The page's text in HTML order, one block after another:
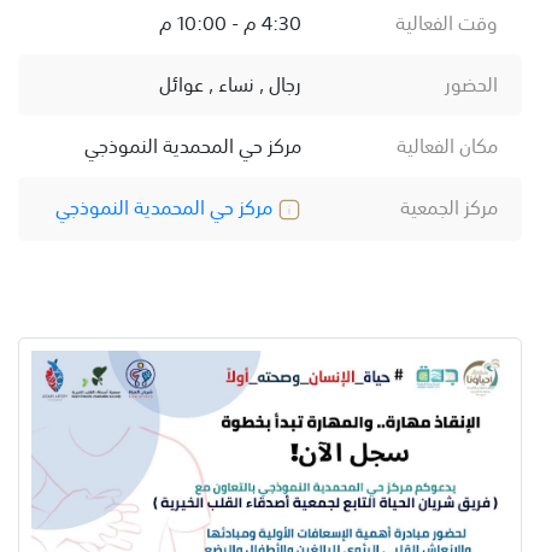
وقت الفعالية
4:30 م - 10:00 م
الحضور
رجال , نساء , عوائل
مكان الفعالية
مركز حي المحمدية النموذجي
مركز الجمعية
مركز حي المحمدية النموذجي